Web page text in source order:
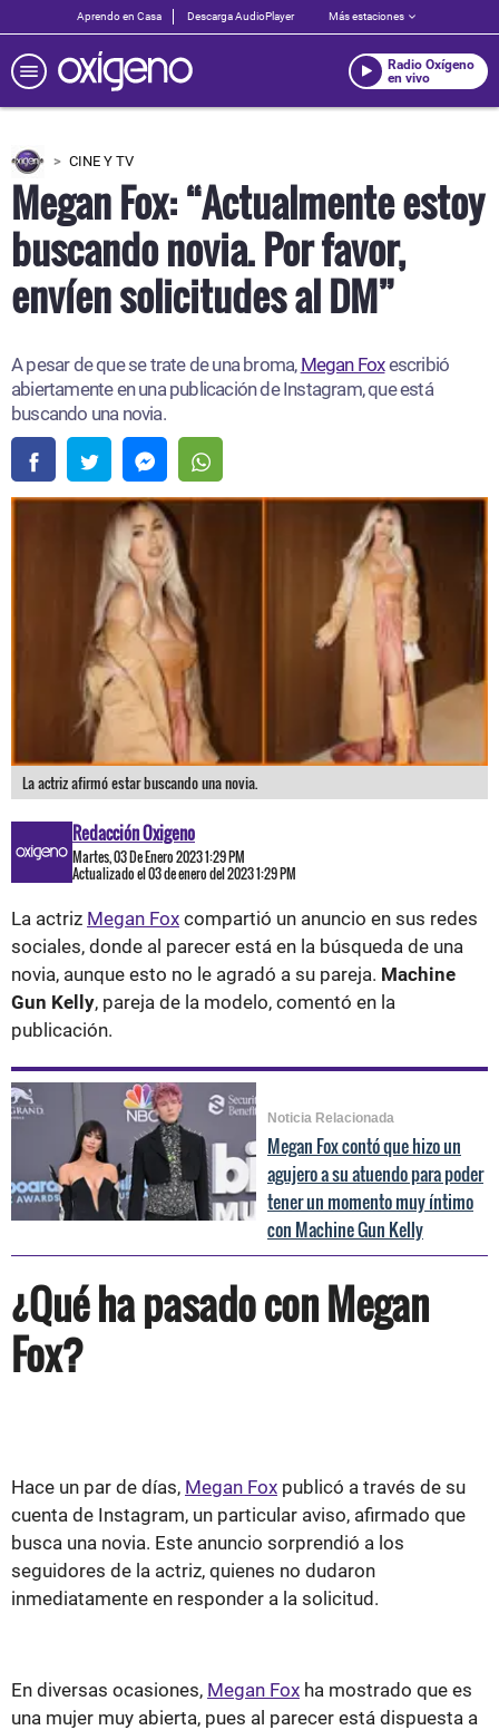
Aprendo en Casa Descarga AudioPlayer Más estaciones
Radio Oxígeno
en vivo
CINE Y TV
Megan Fox: “Actualmente estoy
buscando novia. Por favor,
envíen solicitudes al DM”
A pesar de que se trate de una broma, Megan Foxescribió
abiertamente en una publicación de Instagram, que está
buscando una novia.
La actriz afirmó estar buscando una novia.
Redacción Oxigeno
Martes, 03 De Enero 2023 1:29 PM
Actualizado el 03 de enero del 2023 1:29 PM
La actriz Megan Fox compartió un anuncio en sus redes
sociales, donde al parecer está en la búsqueda de una
novia, aunque esto no le agradó a su pareja. Machine
Gun Kelly, pareja de la modelo, comentó en la
publicación.
Noticia Relacionada
Megan Fox contó que hizo un
agujero a su atuendo para poder
tener un momento muy íntimo
con Machine Gun Kelly
¿Qué ha pasado con Megan
Fox?
Hace un par de días, Megan Fox publicó a través de su
cuenta de Instagram, un particular aviso, afirmado que
busca una novia. Este anuncio sorprendió a los
seguidores de la actriz, quienes no dudaron
inmediatamente en responder a la solicitud.
En diversas ocasiones, Megan Fox ha mostrado que es
una mujer muy abierta, pues al parecer está dispuesta a